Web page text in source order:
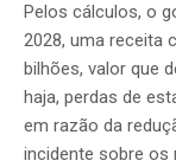
Pelos cálculos, o
2028, uma receita
bilhões, valor que
haja, perdas de
em razão da
incidente sobre os